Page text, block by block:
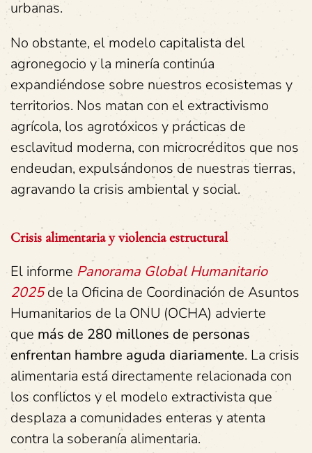
urbanas.
No obstante, el modelo capitalista del
agronegocio y la minería continúa
expandiéndose sobre nuestros ecosistemas y
territorios. Nos matan con el extractivismo
agrícola, los agrotóxicos y prácticas de
esclavitud moderna, con microcréditos que nos
endeudan, expulsándonos de nuestras tierras,
agravando la crisis ambiental y social.
Crisis alimentaria y violencia estructural
El informe Panorama Global Humanitario
2025 de la Oficina de Coordinación de Asuntos
Humanitarios de la ONU (OCHA) advierte
quemás de 280 millones de personas
enfrentan hambre aguda diariamente. La crisis
alimentaria está directamente relacionada con
los conflictos y el modelo extractivista que
desplaza a comunidades enteras y atenta
contra la soberanía alimentaria.